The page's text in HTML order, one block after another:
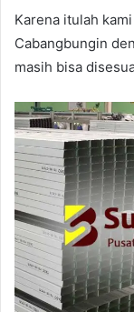
Karena itulah
Cabangbungin
masih bisa